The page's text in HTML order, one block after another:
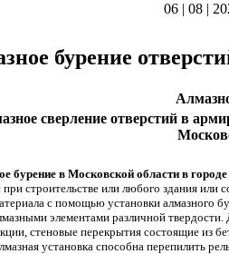
06 | 08 |
бурение
сверление отверстий в
бурение в Московской области в
при строительстве или любого здания или
с помощью установки алмазного
элементами различной
стеновые перекрытия состоящие из
установка способна перепилить